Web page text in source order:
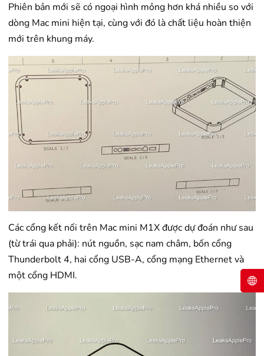
Phiên bản mới sẽ có ngoại hình mỏng hơn khá nhiều so với
dòng Mac mini hiện tại, cùng với đó là chất liệu hoàn thiện
mới trên khung máy.
Các cổng kết nối trên Mac mini M1X được dự đoán như sau
(từ trái qua phải): nút nguồn, sạc nam châm, bốn cổng
Thunderbolt 4, hai cổng USB-A, cổng mạng Ethernet và
một cổng HDMI.